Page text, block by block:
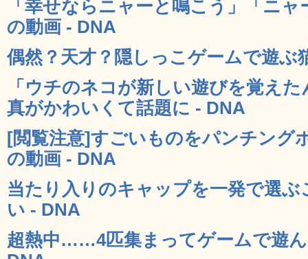
「幸せならニャーと鳴こう」「ニ
の動画 - DNA
偶然？天才？隠しっこゲームで遊ぶ
「ウチのネコが新しい遊びを覚え
真がかわいくて話題に - DNA
[閲覧注意]すごいものをパンチング
の動画 - DNA
当たり入りのキャップを一発で選
い - DNA
超熱中……4匹集まってゲームで遊